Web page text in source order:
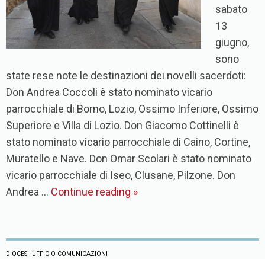
sabato
13
giugno,
sono
state rese note le destinazioni dei novelli sacerdoti:
Don Andrea Coccoli è stato nominato vicario
parrocchiale di Borno, Lozio, Ossimo Inferiore, Ossimo
Superiore e Villa di Lozio. Don Giacomo Cottinelli è
stato nominato vicario parrocchiale di Caino, Cortine,
Muratello e Nave. Don Omar Scolari è stato nominato
vicario parrocchiale di Iseo, Clusane, Pilzone. Don
Andrea … Continue reading »
DIOCESI , UFFICIO COMUNICAZIONI